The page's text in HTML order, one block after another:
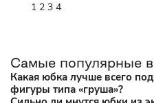
1 2 3 4
Самые популярные
Какая юбка лучше всего
фигуры типа «груша»?